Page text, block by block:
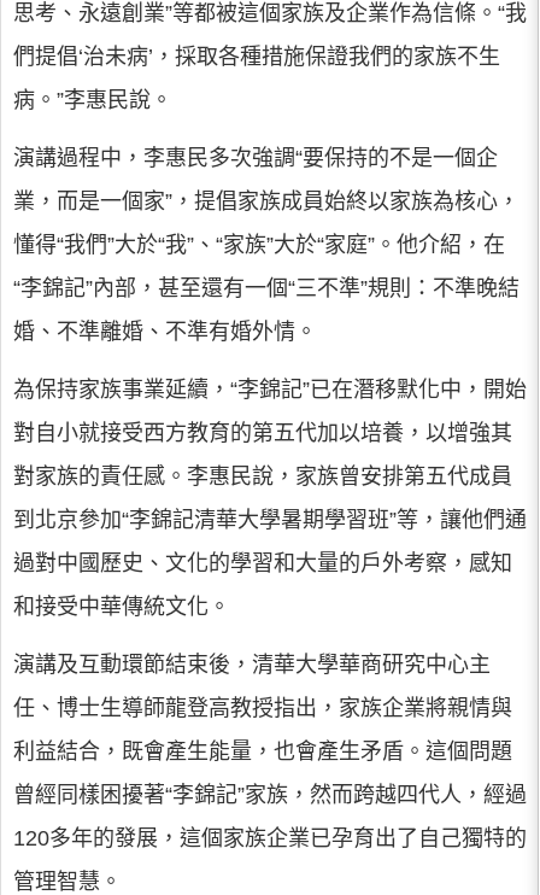
思考、永遠創業”等都被這個家族及企業作為信條。“我
們提倡‘治未病’，採取各種措施保證我們的家族不生
病。”李惠民說。
演講過程中，李惠民多次強調“要保持的不是一個企
業，而是一個家”，提倡家族成員始終以家族為核心，
懂得“我們”大於“我”、“家族”大於“家庭”。他介紹，在
“李錦記”內部，甚至還有一個“三不準”規則：不準晚結
婚、不準離婚、不準有婚外情。
為保持家族事業延續，“李錦記”已在潛移默化中，開始
對自小就接受西方教育的第五代加以培養，以增強其
對家族的責任感。李惠民說，家族曾安排第五代成員
到北京參加“李錦記清華大學暑期學習班”等，讓他們通
過對中國歷史、文化的學習和大量的戶外考察，感知
和接受中華傳統文化。
演講及互動環節結束後，清華大學華商研究中心主
任、博士生導師龍登高教授指出，家族企業將親情與
利益結合，既會產生能量，也會產生矛盾。這個問題
曾經同樣困擾著“李錦記”家族，然而跨越四代人，經過
120多年的發展，這個家族企業已孕育出了自己獨特的
管理智慧。